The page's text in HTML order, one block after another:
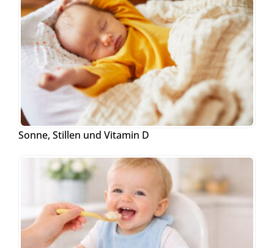
Sonne, Stillen und Vitamin D